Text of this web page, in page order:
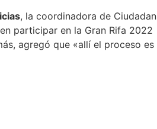
, la coordinadora de
participar en la Gran Rifa 2022
agregó que «allí el proceso es